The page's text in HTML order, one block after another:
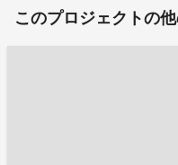
このプロジェクトの